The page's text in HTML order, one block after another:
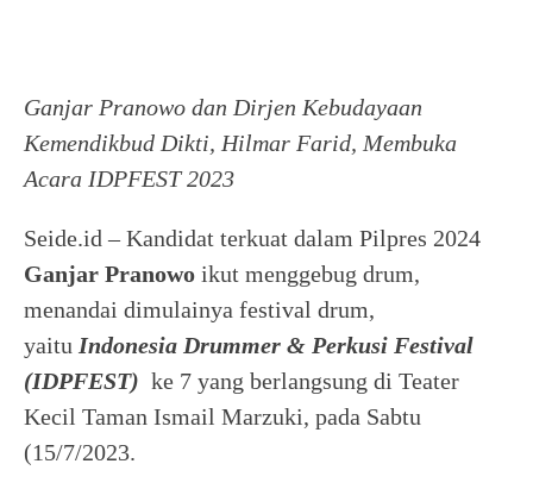
Ganjar Pranowo dan Dirjen Kebudayaan
Kemendikbud Dikti, Hilmar Farid, Membuka
Acara IDPFEST 2023
Seide.id – Kandidat terkuat dalam Pilpres 2024
Ganjar Pranowo ikut menggebug drum,
menandai dimulainya festival drum,
yaitu Indonesia Drummer & Perkusi Festival
(IDPFEST) ke 7 yang berlangsung di Teater
Kecil Taman Ismail Marzuki, pada Sabtu
(15/7/2023.